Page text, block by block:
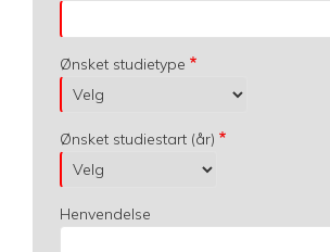
Ønsket studietype
Ønsket studiestart (år)
Henvendelse